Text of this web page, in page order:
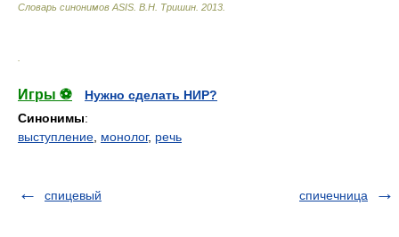
Словарь синонимов ASIS. В.Н. Тришин 2013
Игры ⚽
Нужно сделать НИР?
Синонимы:
выступление монолог, речь
спицевый спичечница